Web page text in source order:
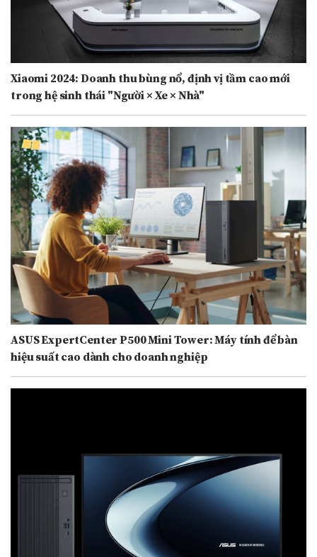
Xiaomi 2024: Doanh thu bùng nổ, định vị tầm cao mới
trong hệ sinh thái "Người × Xe × Nhà"
ASUS ExpertCenter P500 Mini Tower: Máy tính để bàn
hiệu suất cao dành cho doanh nghiệp